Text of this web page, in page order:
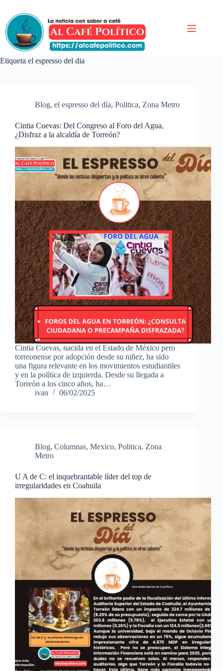
contenido
Etiqueta el espresso del dia
Blog, el espresso del día, Politica, Zona Metro
Cintia Cuevas: Del Congreso al Foro del Agua,
¿Disfraz a la alcaldía de Torreón?
Cintia Cuevas, nacida en el Estado de México pero
torreonense por adopción desde su niñez, ha sido
una figura relevante en los movimientos estudiantiles
y en la política de izquierda. Desde su llegada a
Torreón a los cinco años, ha…
ivan
06/02/2025
Blog, Columnas, Mexico, Politica, Zona
Metro
U A de C: el inquebrantable líder del top de
irregularidades en Coahuila